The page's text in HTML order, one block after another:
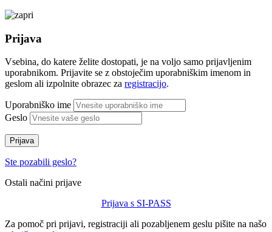
Prijava
Vsebina, do katere želite dostopati, je na voljo samo prijavljenim
uporabnikom. Prijavite se z obstoječim uporabniškim imenom in
geslom ali izpolnite obrazec za registracijo.
Uporabniško ime
Geslo
Prijava
Ste pozabili geslo?
Ostali načini prijave
Prijava s SI-PASS
Za pomoč pri prijavi, registraciji ali pozabljenem geslu pišite na našo